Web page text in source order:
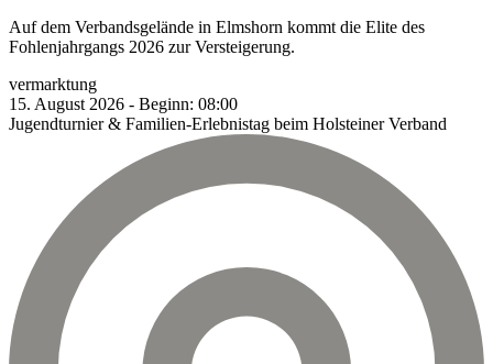
Auf dem Verbandsgelände in Elmshorn kommt die Elite des
Fohlenjahrgangs 2026 zur Versteigerung.
vermarktung
15. August 2026 - Beginn: 08:00
Jugendturnier & Familien-Erlebnistag beim Holsteiner Verband